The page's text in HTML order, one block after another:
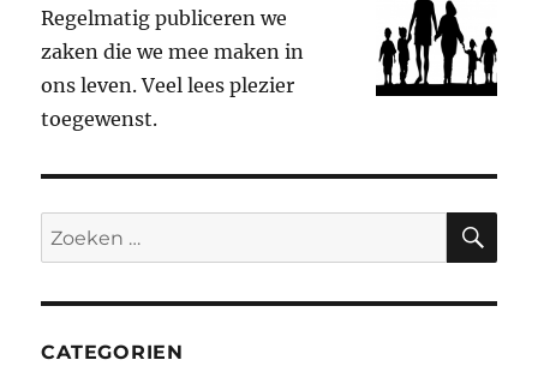
Regelmatig publiceren we
zaken die we mee maken in
ons leven. Veel lees plezier
toegewenst.
Zoeken
naar:
CATEGORIEN